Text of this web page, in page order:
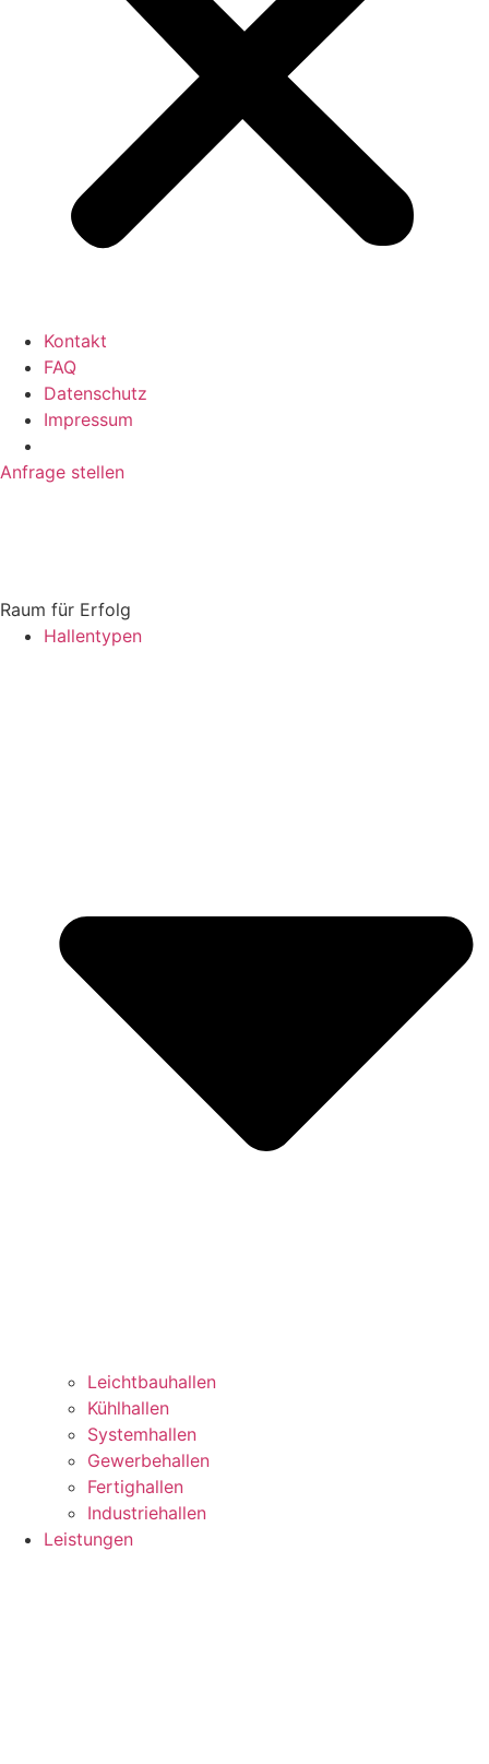
Kontakt
FAQ
Datenschutz
Impressum
Anfrage stellen
Raum für Erfolg
Hallentypen
Leichtbauhallen
Kühlhallen
Systemhallen
Gewerbehallen
Fertighallen
Industriehallen
Leistungen